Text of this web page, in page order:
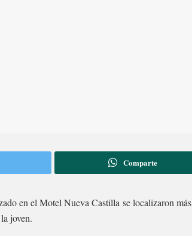
Comparte
en el Motel Nueva Castilla se localizaron más
joven.